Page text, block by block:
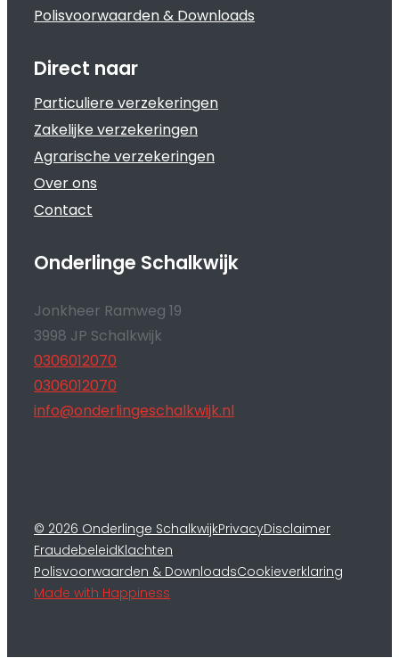
Polisvoorwaarden & Downloads
Direct naar
Particuliere verzekeringen
Zakelijke verzekeringen
Agrarische verzekeringen
Over ons
Contact
Onderlinge Schalkwijk
Jonkheer Ramweg 19
3998 JP Schalkwijk
0306012070
0306012070
info@onderlingeschalkwijk.nl
© 2026 Onderlinge SchalkwijkPrivacyDisclaimer
FraudebeleidKlachten
Polisvoorwaarden & DownloadsCookieverklaring
Made with Happiness